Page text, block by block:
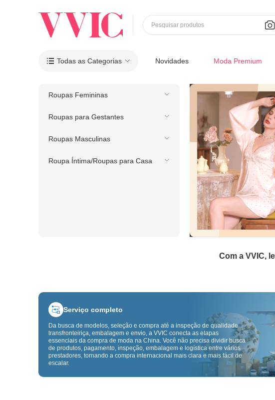

Pesquisar produtos
 Todas as Categorias Novidades Moda Premium
Roupas Femininas
Roupas para Gestantes
Roupas Masculinas
Roupa Íntima/Roupas para Casa
Com a VVIC,
Serviço completo
Da busca de modelos, seleção e compra até a inspeção de qualidade
transfronteiriça, embalagem e envio, a VVIC conecta as etapas
essenciais da compra de moda na China. Você não precisa dividir busca
de produtos, pagamento, inspeção, embalagem e logística entre vários
prestadores, tornando a compra internacional mais clara e mais fácil de
escalar.